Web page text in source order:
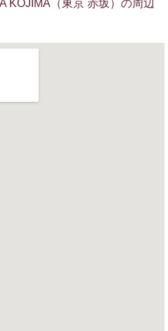
KOJIMA（東京 赤坂）の周辺